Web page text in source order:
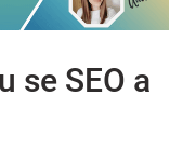
se SEO a